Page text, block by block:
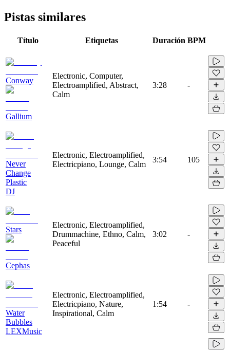
Pistas similares
Título Etiquetas Duración BPM
Conway
Gallium
Electronic, Computer,
Electroamplified, Abstract,
Calm
3:28 -
Never
Change
Plastic
DJ
Electronic, Electroamplified,
Electricpiano, Lounge, Calm
3:54 105
Stars
Cephas
Electronic, Electroamplified,
Drummachine, Ethno, Calm,
Peaceful
3:02 -
Water
Bubbles
LEXMusic
Electronic, Electroamplified,
Electricpiano, Nature,
Inspirational, Calm
1:54 -